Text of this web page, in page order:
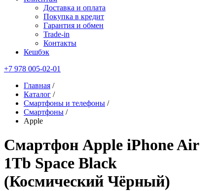
Доставка и оплата
Покупка в кредит
Гарантия и обмен
Trade-in
Контакты
Кешбэк
+7 978 005-02-01
Главная /
Каталог /
Смартфоны и телефоны /
Смартфоны /
Apple
Смартфон Apple iPhone Air
1Tb Space Black
(Космический Чёрный)